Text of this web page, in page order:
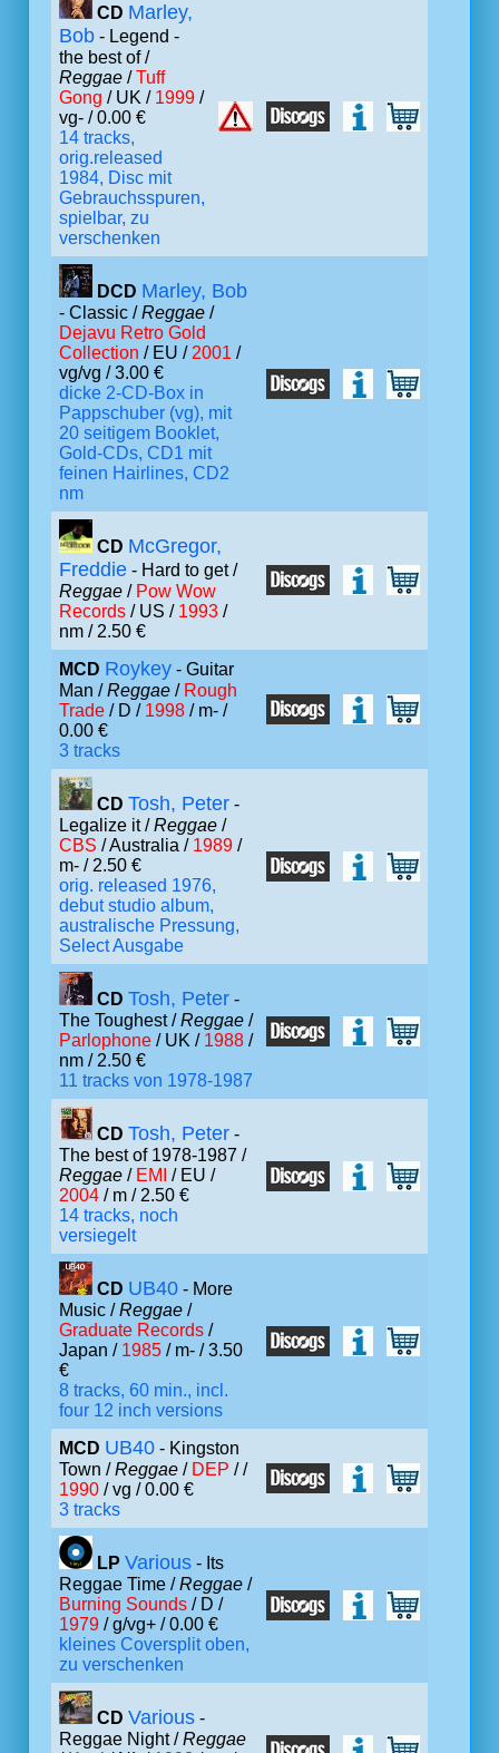
CD Marley,
Bob - Legend -
the best of /
Reggae /Tuff
Gong / UK / 1999 /
vg- / 0.00 €
14 tracks,
orig.released
1984, Disc mit
Gebrauchsspuren,
spielbar, zu
verschenken
DCD Marley, Bob
- Classic /Reggae /
Dejavu Retro Gold
Collection / EU / 2001 /
vg/vg / 3.00 €
dicke 2-CD-Box in
Pappschuber (vg), mit
20 seitigem Booklet,
Gold-CDs, CD1 mit
feinen Hairlines, CD2
nm
CD McGregor,
Freddie - Hard to get /
Reggae / Pow Wow
Records / US / 1993 /
nm / 2.50 €
MCD Roykey - Guitar
Man /Reggae / Rough
Trade / D / 1998 / m- /
0.00 €
3 tracks
CD Tosh, Peter -
Legalize it /Reggae /
CBS / Australia / 1989 /
m- / 2.50 €
orig. released 1976,
debut studio album,
australische Pressung,
Select Ausgabe
CD Tosh, Peter -
The Toughest /Reggae /
Parlophone / UK / 1988 /
nm / 2.50 €
11 tracks von 1978-1987
CD Tosh, Peter -
The best of 1978-1987 /
Reggae / EMI / EU /
2004 / m / 2.50 €
14 tracks, noch
versiegelt
CD UB40 - More
Music /Reggae /
Graduate Records /
Japan / 1985 / m- / 3.50
€
8 tracks, 60 min., incl.
four 12 inch versions
MCD UB40 - Kingston
Town /Reggae / DEP / /
1990 / vg / 0.00 €
3 tracks
LP Various - Its
Reggae Time /Reggae /
Burning Sounds / D /
1979 / g/vg+ / 0.00 €
kleines Coversplit oben,
zu verschenken
CD Various -
Reggae Night /Reggae